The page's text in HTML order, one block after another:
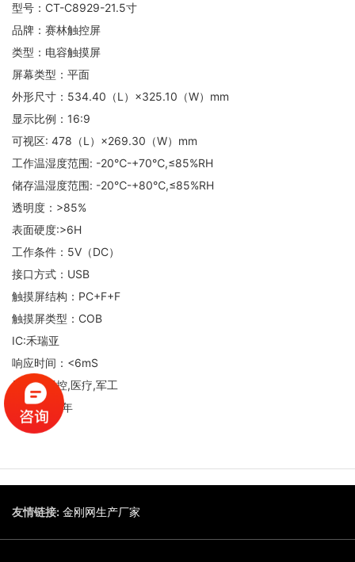
型号：CT-C8929-21.5寸
品牌：赛林触控屏
类型：电容触摸屏
屏幕类型：平面
外形尺寸：534.40（L）×325.10（W）mm
显示比例：16:9
可视区: 478（L）×269.30（W）mm
工作温湿度范围: -20℃-+70℃,≤85%RH
储存温湿度范围: -20℃-+80℃,≤85%RH
透明度：>85%
表面硬度:>6H
工作条件：5V（DC）
接口方式：USB
触摸屏结构：PC+F+F
触摸屏类型：COB
IC:禾瑞亚
响应时间：<6mS
用途：工控,医疗,军工
保质期：1年
友情链接: 金刚网生产厂家